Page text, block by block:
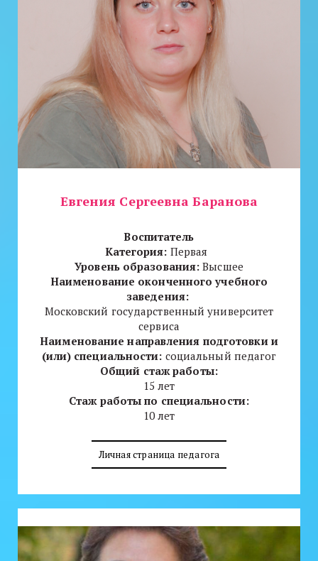
Евгения Сергеевна Баранова
Воспитатель
Категория: Первая
Уровень образования:Высшее
Наименование оконченного учебного
заведения:
Московский государственный университет
сервиса
Наименование направления подготовки и
(или) специальности: социальный педагог
Общий стаж работы:
15 лет
Стаж работы по специальности:
10 лет
Личная страница педагога